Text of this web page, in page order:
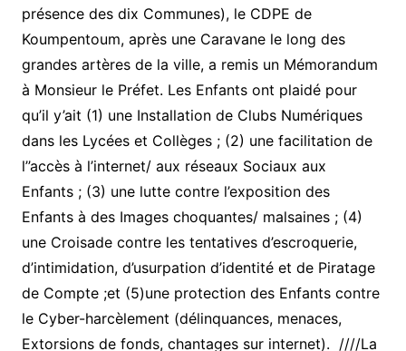
présence des dix Communes), le CDPE de
Koumpentoum, après une Caravane le long des
grandes artères de la ville, a remis un Mémorandum
à Monsieur le Préfet. Les Enfants ont plaidé pour
qu’il y’ait (1) une Installation de Clubs Numériques
dans les Lycées et Collèges ; (2) une facilitation de
l’’accès à l’internet/ aux réseaux Sociaux aux
Enfants ; (3) une lutte contre l’exposition des
Enfants à des Images choquantes/ malsaines ; (4)
une Croisade contre les tentatives d’escroquerie,
d’intimidation, d’usurpation d’identité et de Piratage
de Compte ;et (5)une protection des Enfants contre
le Cyber-harcèlement (délinquances, menaces,
Extorsions de fonds, chantages sur internet). ////La